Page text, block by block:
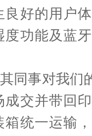
良好的用户
度功能及蓝
同事对我们
成交并带回
箱统一运输